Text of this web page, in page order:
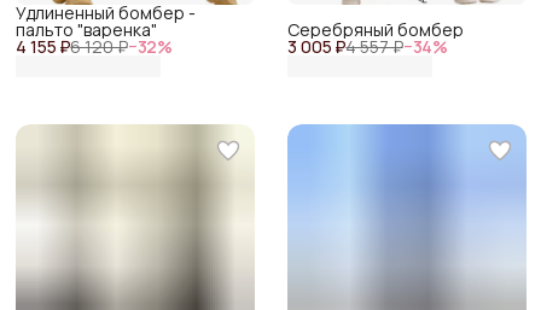
4 155 ₽6 120 ₽−32%
Удлиненный бомбер -
пальто "варенка"
3 005 ₽4 557 ₽−34%
Серебряный бомбер